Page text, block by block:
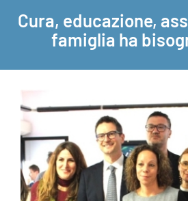
Cura, educazione,
famiglia ha